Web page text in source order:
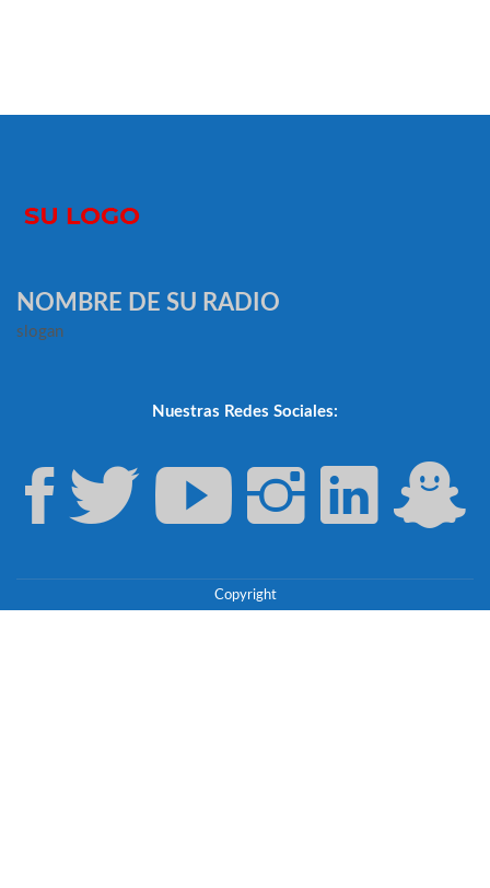
NOMBRE DE SU RADIO
slogan
Nuestras Redes Sociales:
Copyright